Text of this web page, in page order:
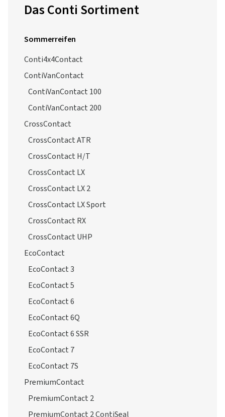
Das Conti Sortiment
Sommerreifen
Conti4x4Contact
ContiVanContact
ContiVanContact 100
ContiVanContact 200
CrossContact
CrossContact ATR
CrossContact H/T
CrossContact LX
CrossContact LX 2
CrossContact LX Sport
CrossContact RX
CrossContact UHP
EcoContact
EcoContact 3
EcoContact 5
EcoContact 6
EcoContact 6Q
EcoContact 6 SSR
EcoContact 7
EcoContact 7S
PremiumContact
PremiumContact 2
PremiumContact 2 ContiSeal